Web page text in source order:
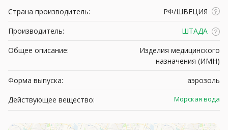
Страна производитель:
РФ/ШВЕЦИЯ
Производитель:
ШТАДА
Общее описание:
Изделия медицинского
назначения (ИМН)
Форма выпуска:
аэрозоль
Действующее вещество:
Морская вода